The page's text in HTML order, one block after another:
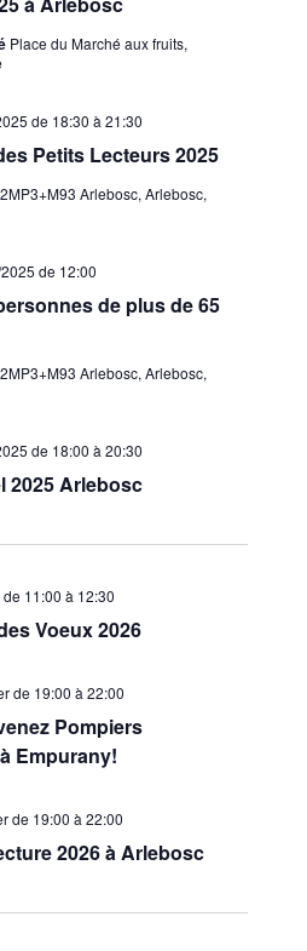
Place du Marché aux fruits,
Petits Lecteurs 2025
de 18:30 à 21:30
2MP3+M93 Arlebosc, Arlebosc,
de plus de 65
de 12:00
2MP3+M93 Arlebosc, Arlebosc,
2025 Arlebosc
de 18:00 à 20:30
Voeux 2026
11:00 à 12:30
Pompiers
Empurany!
de 19:00 à 22:00
2026 à Arlebosc
de 19:00 à 22:00